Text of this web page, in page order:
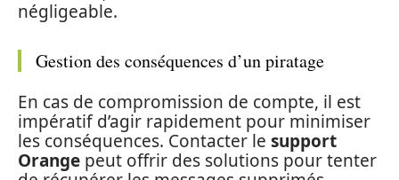
négligeable.
Gestion des conséquences d’un piratage
En cas de compromission de compte, il est
impératif d’agir rapidement pour minimiser
les conséquences. Contacter le support
Orange peut offrir des solutions pour tenter